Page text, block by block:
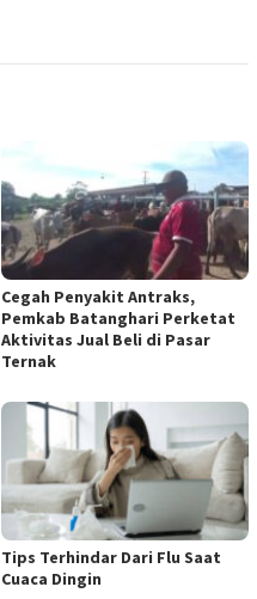
Cegah Penyakit Antraks,
Pemkab Batanghari Perketat
Aktivitas Jual Beli di Pasar
Ternak
Tips Terhindar Dari Flu Saat
Cuaca Dingin